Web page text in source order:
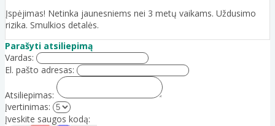
Įspėjimas! Netinka jaunesniems nei 3 metų vaikams. Uždusimo
rizika. Smulkios detalės.
Parašyti atsiliepimą
Vardas:
El. pašto adresas:
Atsiliepimas:
Įvertinimas:
Įveskite saugos kodą: